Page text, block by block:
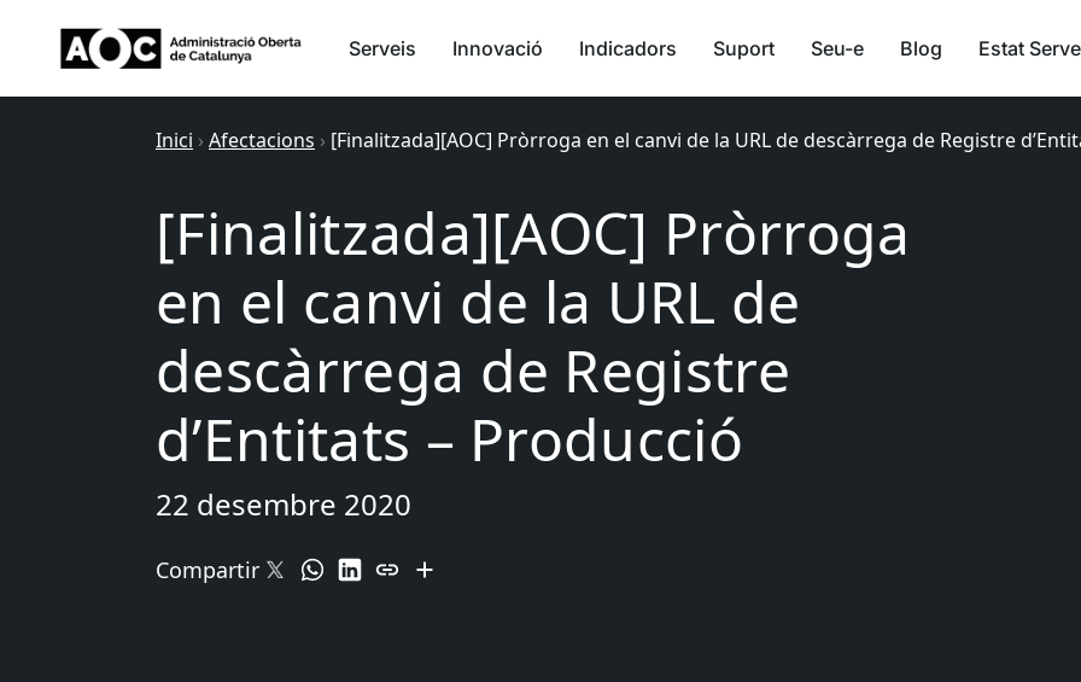
Serveis Innovació Indicadors Suport Seu-e Blog Estat
Inici › Afectacions › [Finalitzada][AOC] Pròrroga en el canvi de la URL de descàrrega de Registre
[Finalitzada][AOC] Pròrroga
en el canvi de la URL de
descàrrega de Registre
d’Entitats – Producció
22 desembre 2020
Compartir